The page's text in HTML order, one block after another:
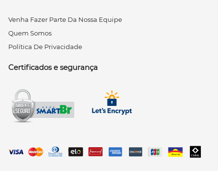
Venha Fazer Parte Da Nossa Equipe
Quem Somos
Política De Privacidade
Certificados e segurança